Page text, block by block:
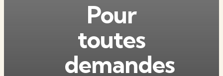
Pour
toutes
demandes